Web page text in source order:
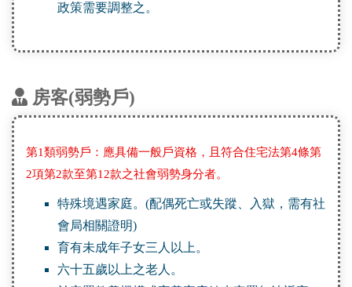
政策需要調整之。
房客(弱勢戶)
第1類弱勢戶：應具備一般戶資格，且符合住宅法第4條第
2項第2款至第12款之社會弱勢身分者。
特殊境遇家庭。(配偶死亡或失蹤、入獄，需有社
會局相關證明)
育有未成年子女三人以上。
六十五歲以上之老人。